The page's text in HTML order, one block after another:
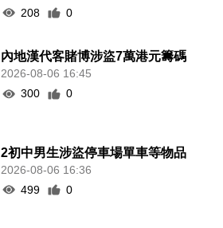
208
0
內地漢代客賭博涉盜7萬港元籌碼
2026-08-06 16:45
300
0
2初中男生涉盜停車場單車等物品
2026-08-06 16:36
499
0